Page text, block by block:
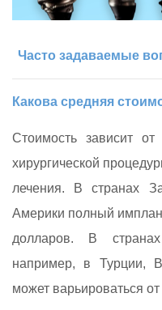
Часто задаваемые
Какова средняя
Стоимость зависит
хирургической
лечения. В странах
Америки полный
долларов. В
например, в Турции,
может варьироваться